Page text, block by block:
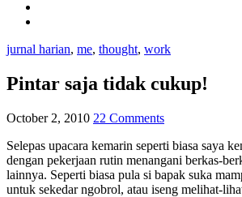
jurnal harian, me, thought, work
Pintar saja tidak cukup!
October 2, 2010 22 Comments
Selepas upacara kemarin seperti biasa saya
dengan pekerjaan rutin menangani berkas-
lainnya. Seperti biasa pula si bapak suka
untuk sekedar ngobrol, atau iseng melihat-